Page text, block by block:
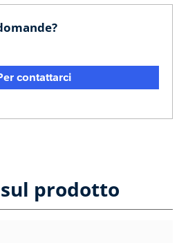
contattarci
prodotto